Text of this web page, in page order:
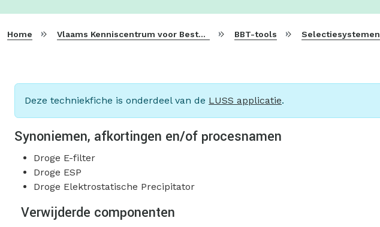
Home Vlaams Kenniscentrum voor Beste Beschikbare Technieken BBT-tools Selectiesystemen
Deze techniekfiche is onderdeel van de LUSS applicatie.
Synoniemen, afkortingen en/of procesnamen
Droge E-filter
Droge ESP
Droge Elektrostatische Precipitator
Verwijderde componenten